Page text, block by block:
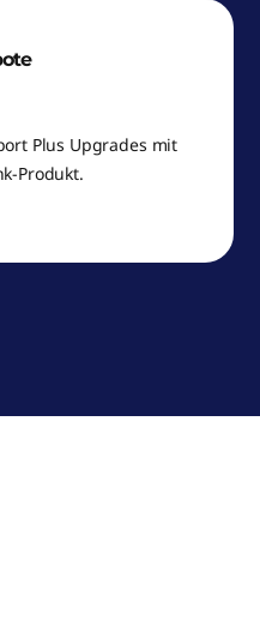
Plus Upgrades mit
Produkt.